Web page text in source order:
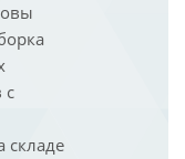
с
складе